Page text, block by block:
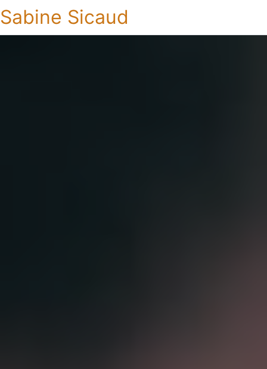
Sabine Sicaud